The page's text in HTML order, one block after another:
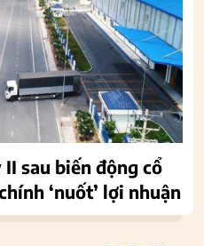
sau biến động cổ
‘nuốt’ lợi nhuận